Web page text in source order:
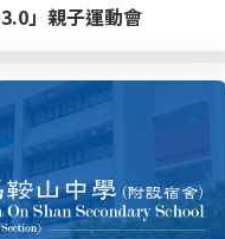
3.0」親子運動會